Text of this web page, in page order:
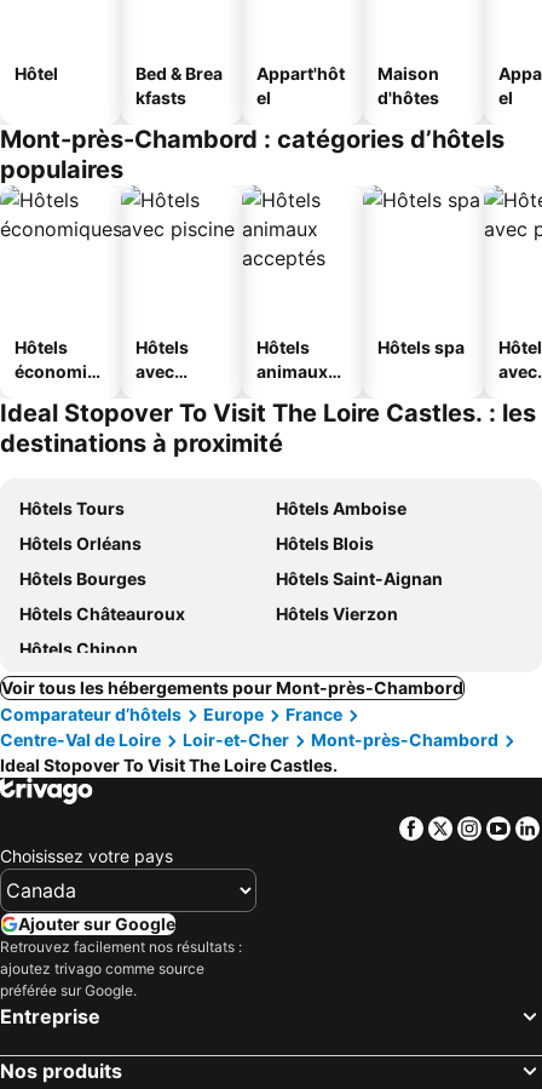
Hôtel
Bed & Brea
kfasts
Appart'hôt
el
Maison
d'hôtes
el
Mont-près-Chambord : catégories d’hôtels
populaires
Hôtels
économiq
Hôtels
avec
Hôtels
animaux
Hôtels spa
avec
Ideal Stopover To Visit The Loire Castles. : les
destinations à proximité
Hôtels Tours
Hôtels Amboise
Hôtels Orléans
Hôtels Blois
Hôtels Bourges
Hôtels Saint-Aignan
Hôtels Châteauroux
Hôtels Vierzon
Hôtels Chinon
Voir tous les hébergements pour Mont-près-Chambord
Comparateur d’hôtels
Europe
France
Centre-Val de Loire
Loir-et-Cher
Mont-près-Chambord
Ideal Stopover To Visit The Loire Castles.
Facebook
Twitter
Choisissez votre pays
Ajouter sur Google
Retrouvez facilement nos résultats :
ajoutez trivago comme source
préférée sur Google.
Entreprise
Nos produits